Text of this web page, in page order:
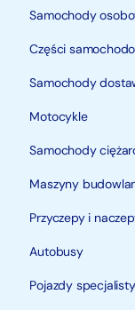
Samochody
Części
Samochody
Motocykle
Samochody
Maszyny
Przyczepy i
Autobusy
Pojazdy